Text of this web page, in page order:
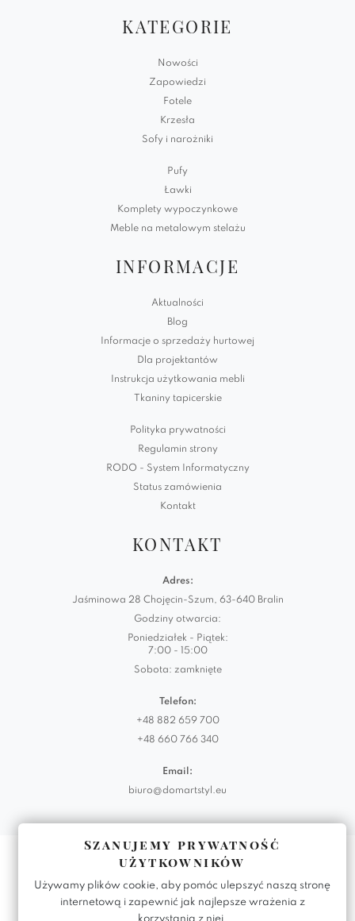
KATEGORIE
Nowości
Zapowiedzi
Fotele
Krzesła
Sofy i narożniki
Pufy
Ławki
Komplety wypoczynkowe
Meble na metalowym stelażu
INFORMACJE
Aktualności
Blog
Informacje o sprzedaży hurtowej
Dla projektantów
Instrukcja użytkowania mebli
Tkaniny tapicerskie
Polityka prywatności
Regulamin strony
RODO - System Informatyczny
Status zamówienia
Kontakt
KONTAKT
Adres:
Jaśminowa 28 Chojęcin-Szum, 63-640 Bralin
Godziny otwarcia:
Poniedziałek - Piątek:
7:00 - 15:00
Sobota: zamknięte
Telefon:
+48 882 659 700
+48 660 766 340
Email:
biuro@domartstyl.eu
Realizacja: KODEMASTER.PL
Szanujemy prywatność
użytkowników
Używamy plików cookie, aby pomóc ulepszyć naszą stronę
internetową i zapewnić jak najlepsze wrażenia z